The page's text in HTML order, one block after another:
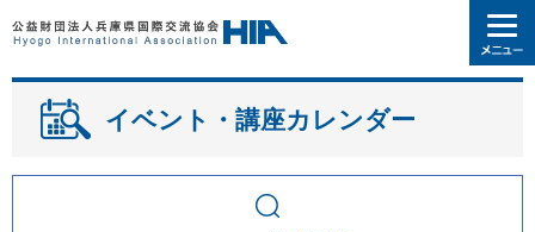
イベント・講座カレンダー